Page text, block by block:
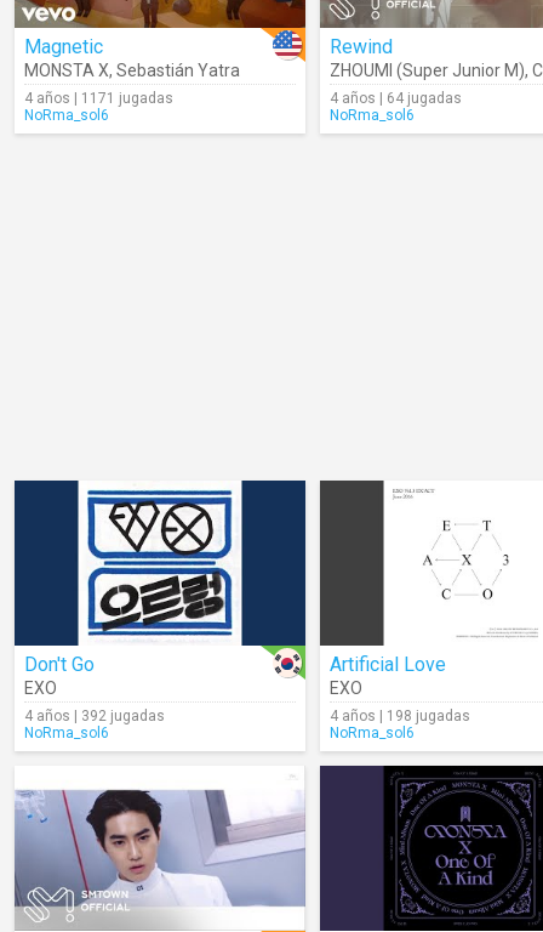
Magnetic
MONSTA X, Sebastián Yatra
4 años | 1171 jugadas
NoRma_sol6
Rewind
ZHOUMI (Super Junior M),
4 años | 64 jugadas
NoRma_sol6
Don't Go
EXO
4 años | 392 jugadas
NoRma_sol6
Artificial Love
EXO
4 años | 198 jugadas
NoRma_sol6